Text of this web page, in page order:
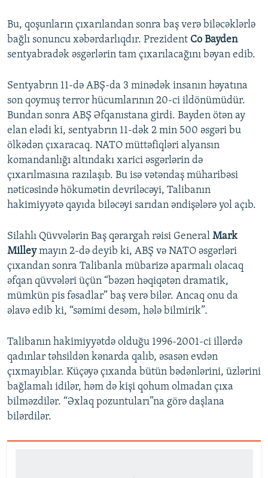
Bu, qoşunların çıxarılandan sonra baş verə biləcəklərlə
bağlı sonuncu xəbərdarlıqdır. Prezident Co Bayden
sentyabradək əsgərlərin tam çıxarılacağını bəyan edib.
Sentyabrın 11-də ABŞ-da 3 minədək insanın həyatına
son qoymuş terror hücumlarının 20-ci ildönümüdür.
Bundan sonra ABŞ Əfqanıstana girdi. Bayden ötən ay
elan elədi ki, sentyabrın 11-dək 2 min 500 əsgəri bu
ölkədən çıxaracaq. NATO müttəfiqləri alyansın
komandanlığı altındakı xarici əsgərlərin də
çıxarılmasına razılaşıb. Bu isə vətəndaş müharibəsi
nəticəsində hökumətin devriləcəyi, Talibanın
hakimiyyətə qayıda biləcəyi sarıdan əndişələrə yol açıb.
Silahlı Qüvvələrin Baş qərargah rəisi General Mark
Milleymayın 2-də deyib ki, ABŞ və NATO əsgərləri
çıxandan sonra Talibanla mübarizə aparmalı olacaq
əfqan qüvvələri üçün “bəzən həqiqətən dramatik,
mümkün pis fəsadlar” baş verə bilər. Ancaq onu da
əlavə edib ki, “səmimi desəm, hələ bilmirik”.
Talibanın hakimiyyətdə olduğu 1996-2001-ci illərdə
qadınlar təhsildən kənarda qalıb, əsasən evdən
çıxmayıblar. Küçəyə çıxanda bütün bədənlərini, üzlərini
bağlamalı idilər, həm də kişi qohum olmadan çıxa
bilməzdilər. “Əxlaq pozuntuları”na görə daşlana
bilərdilər.